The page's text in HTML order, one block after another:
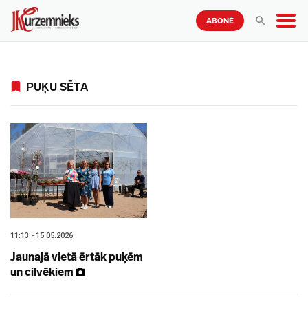
ABONĒ
PUĶU SĒTA
11:13 - 15.05.2026
Jaunajā vietā ērtāk puķēm
un cilvēkiem